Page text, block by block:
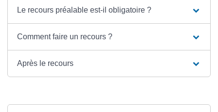
Le recours préalable est-il obligatoire ?
Comment faire un recours ?
Après le recours